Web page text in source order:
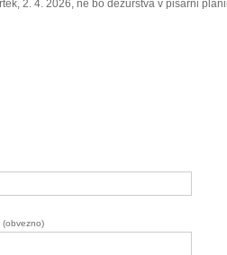
2. 4. 2026, ne bo dežurstva v pisarni
(obvezno)